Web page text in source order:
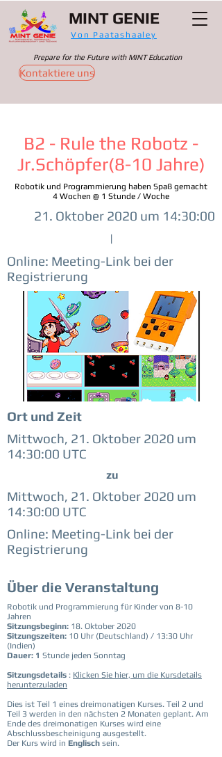
Kontaktiere uns
MINT GENIE
Von Paatashaaley
Prepare for the Future with MINT Education
B2 - Rule the Robotz -
Jr.Schöpfer(8-10 Jahre)
Robotik und Programmierung haben Spaß gemacht
4 Wochen @ 1 Stunde / Woche
21. Oktober 2020 um 14:30:00
|
Online: Meeting-Link bei der
Registrierung
Ort und Zeit
Mittwoch, 21. Oktober 2020 um
14:30:00 UTC
zu
Mittwoch, 21. Oktober 2020 um
14:30:00 UTC
Online: Meeting-Link bei der
Registrierung
Über die Veranstaltung
Robotik und Programmierung für Kinder von 8-10
Jahren
Sitzungsbeginn: 18. Oktober 2020
Sitzungszeiten: 10 Uhr (Deutschland) / 13:30 Uhr
(Indien)
Dauer: 1 Stunde jeden Sonntag
Sitzungsdetails : Klicken Sie hier, um die Kursdetails
herunterzuladen
Dies ist Teil 1 eines dreimonatigen Kurses. Teil 2 und
Teil 3 werden in den nächsten 2 Monaten geplant. Am
Ende des dreimonatigen Kurses wird eine
Abschlussbescheinigung ausgestellt.
Der Kurs wird in Englisch sein.